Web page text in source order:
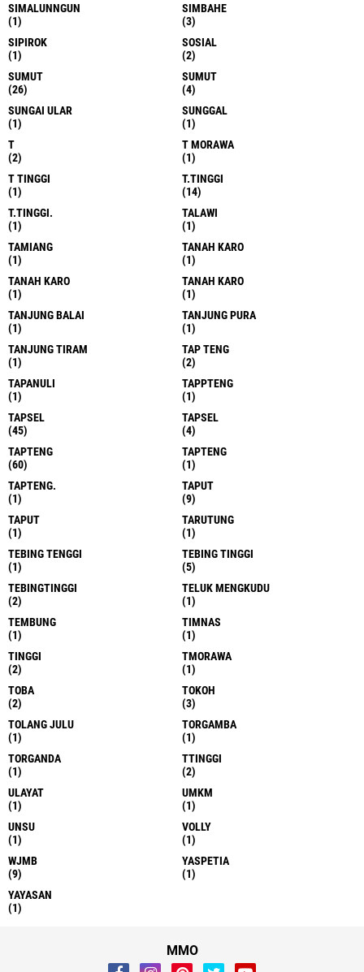
SIMALUNNGUN
(1)
SIMBAHE
(3)
SIPIROK
(1)
SOSIAL
(2)
SUMUT
(26)
SUMUT
(4)
SUNGAI ULAR
(1)
SUNGGAL
(1)
T
(2)
T MORAWA
(1)
T TINGGI
(1)
T.TINGGI
(14)
T.TINGGI.
(1)
TALAWI
(1)
TAMIANG
(1)
TANAH KARO
(1)
TANAH KARO
(1)
TANAH KARO
(1)
TANJUNG BALAI
(1)
TANJUNG PURA
(1)
TANJUNG TIRAM
(1)
TAP TENG
(2)
TAPANULI
(1)
TAPPTENG
(1)
TAPSEL
(45)
TAPSEL
(4)
TAPTENG
(60)
TAPTENG
(1)
TAPTENG.
(1)
TAPUT
(9)
TAPUT
(1)
TARUTUNG
(1)
TEBING TENGGI
(1)
TEBING TINGGI
(5)
TEBINGTINGGI
(2)
TELUK MENGKUDU
(1)
TEMBUNG
(1)
TIMNAS
(1)
TINGGI
(2)
TMORAWA
(1)
TOBA
(2)
TOKOH
(3)
TOLANG JULU
(1)
TORGAMBA
(1)
TORGANDA
(1)
TTINGGI
(2)
ULAYAT
(1)
UMKM
(1)
UNSU
(1)
VOLLY
(1)
WJMB
(9)
YASPETIA
(1)
YAYASAN
(1)
MMO